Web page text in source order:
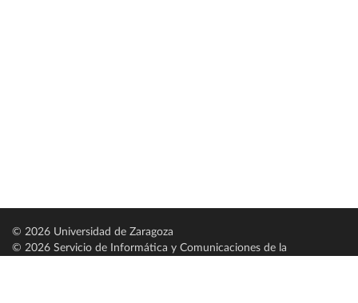
© 2026 Universidad de Zaragoza
© 2026 Servicio de Informática y Comunicaciones de la